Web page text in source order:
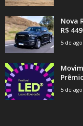
Nova
R$
5 de
5 de